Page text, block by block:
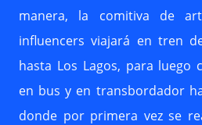
manera, la comitiva de
influencers viajará en tren
hasta Los Lagos, para
en bus y en transbordador
donde por primera vez se